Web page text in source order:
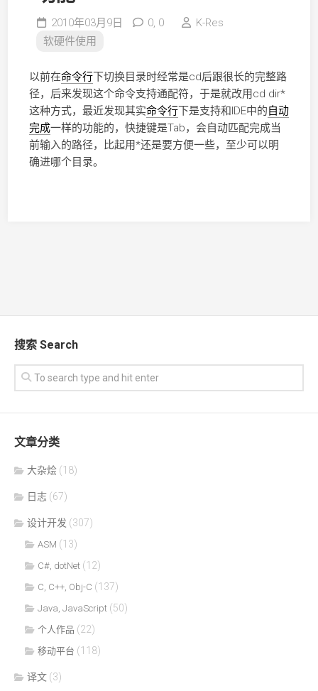
2010年03月9日 0, 0
K-Res
软硬件使用
以前在命令行下切换目录时经常是cd后跟很长的完整路
径，后来发现这个命令支持通配符，于是就改用cd dir*
这种方式，最近发现其实命令行下是支持和IDE中的自动
完成一样的功能的，快捷键是Tab，会自动匹配完成当
前输入的路径，比起用*还是要方便一些，至少可以明
确进哪个目录。
搜索 Search
文章分类
大杂烩 (18)
日志 (67)
设计开发 (307)
ASM (13)
C#, dotNet (12)
C, C++, Obj-C (137)
Java, JavaScript (50)
个人作品 (22)
移动平台 (118)
译文 (3)